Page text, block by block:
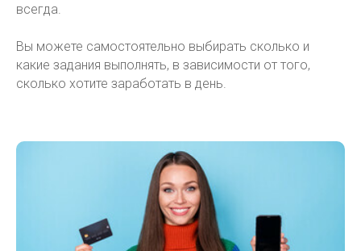
всегда.
Вы можете самостоятельно выбирать сколько и
какие задания выполнять, в зависимости от того,
сколько хотите заработать в день.